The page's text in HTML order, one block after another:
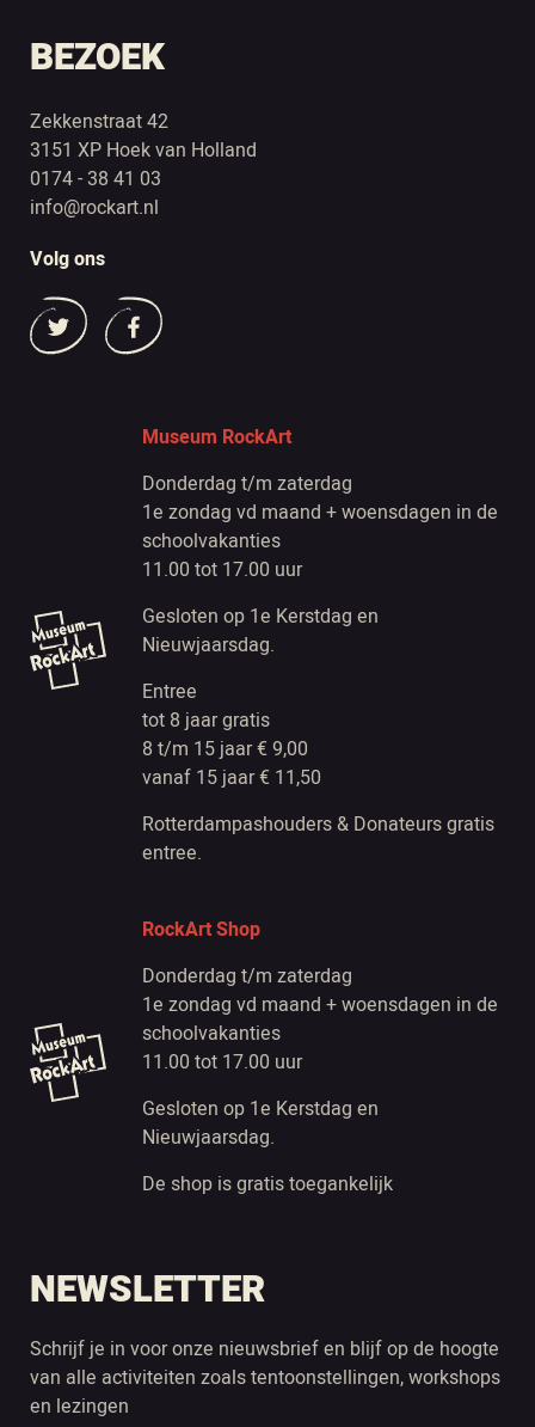
BEZOEK
Zekkenstraat 42
3151 XP Hoek van Holland
0174 - 38 41 03
info@rockart.nl
Volg ons
Museum RockArt
Donderdag t/m zaterdag
1e zondag vd maand + woensdagen in de
schoolvakanties
11.00 tot 17.00 uur
Gesloten op 1e Kerstdag en
Nieuwjaarsdag.
Entree
tot 8 jaar gratis
8 t/m 15 jaar € 9,00
vanaf 15 jaar € 11,50
Rotterdampashouders & Donateurs gratis
entree.
RockArt Shop
Donderdag t/m zaterdag
1e zondag vd maand + woensdagen in de
schoolvakanties
11.00 tot 17.00 uur
Gesloten op 1e Kerstdag en
Nieuwjaarsdag.
De shop is gratis toegankelijk
NEWSLETTER
Schrijf je in voor onze nieuwsbrief en blijf op de hoogte
van alle activiteiten zoals tentoonstellingen, workshops
en lezingen